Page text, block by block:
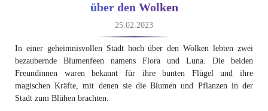
über den Wolken
25.02.2023
In einer geheimnisvollen Stadt hoch über den Wolken lebten zwei
bezaubernde Blumenfeen namens Flora und Luna. Die beiden
Freundinnen waren bekannt für ihre bunten Flügel und ihre
magischen Kräfte, mit denen sie die Blumen und Pflanzen in der
Stadt zum Blühen brachten.